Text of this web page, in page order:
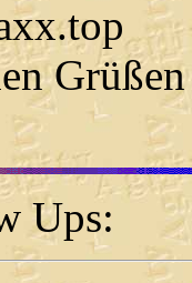
Grüßen
Ups: